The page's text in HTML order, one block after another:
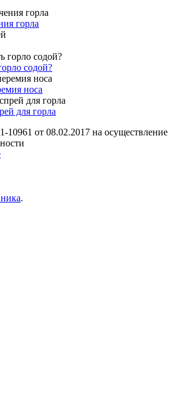
горла
содой?
носа
для горла
от 08.02.2017 на осуществление
.